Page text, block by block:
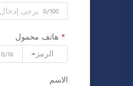
0/100
هاتف محمول
الرمز
0/16
الاسم